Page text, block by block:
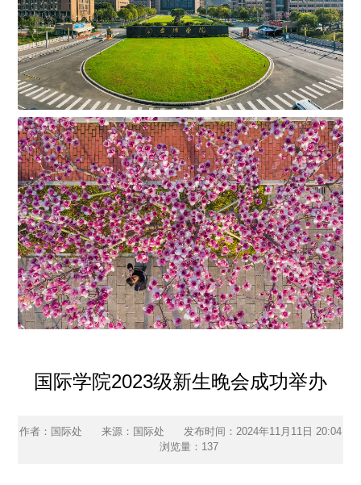
国际学院2023级新生晚会成功举办
作者：国际处 来源：国际处
发布时间：2024年11月11日 20:04
浏览量： 137